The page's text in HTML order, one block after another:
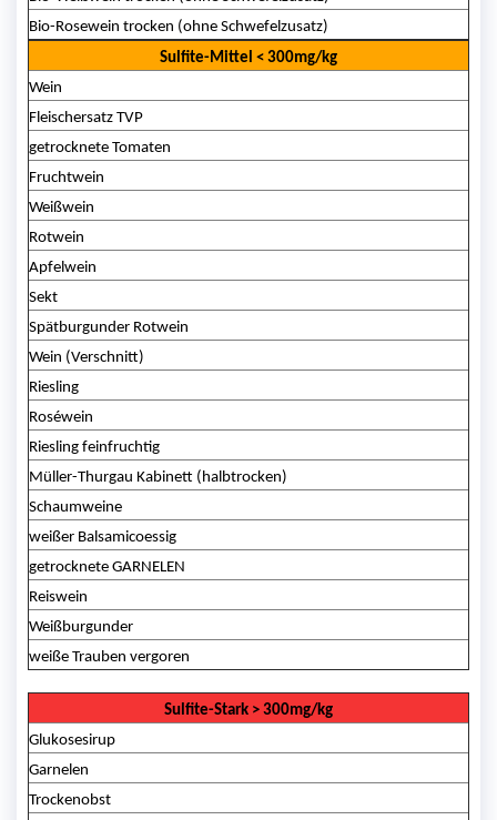
Bio-Rosewein trocken (ohne Schwefelzusatz)
Sulfite-Mittel < 300mg/kg
Wein
Fleischersatz TVP
getrocknete Tomaten
Fruchtwein
Weißwein
Rotwein
Apfelwein
Sekt
Spätburgunder Rotwein
Wein (Verschnitt)
Riesling
Roséwein
Riesling feinfruchtig
Müller-Thurgau Kabinett (halbtrocken)
Schaumweine
weißer Balsamicoessig
getrocknete GARNELEN
Reiswein
Weißburgunder
weiße Trauben vergoren
Sulfite-Stark > 300mg/kg
Glukosesirup
Garnelen
Trockenobst